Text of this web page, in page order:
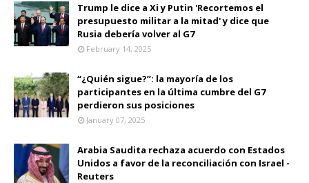
Trump le dice a Xi y Putin 'Recortemos el
presupuesto militar a la mitad' y dice que
Rusia debería volver al G7
February 14, 2025
“¿Quién sigue?”: la mayoría de los
participantes en la última cumbre del G7
perdieron sus posiciones
January 07, 2025
Arabia Saudita rechaza acuerdo con Estados
Unidos a favor de la reconciliación con Israel -
Reuters